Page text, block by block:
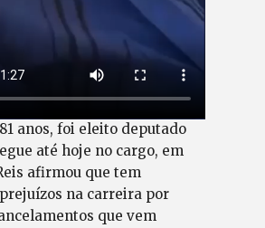
anos, foi eleito deputado
até hoje no cargo, em
afirmou que tem
na carreira por
que vem